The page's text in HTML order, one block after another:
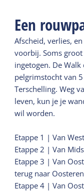
Een
Afscheid, verlies,
voorbij. Soms
ingetogen. De
pelgrimstocht van
Terschelling. Weg
leven, kun je je
wil worden.
Etappe 1 | Van
Etappe 2 | Van
Etappe 3 | Van
terug naar
Etappe 4 | Van